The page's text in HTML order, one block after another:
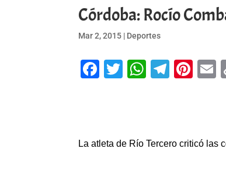
Córdoba: Rocío
Mar 2, 2015 | Deportes
Facebook
Twitter
La atleta de Río Tercero criticó las